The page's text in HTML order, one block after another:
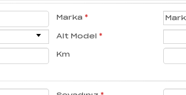
Marka *
Alt Model *
Km